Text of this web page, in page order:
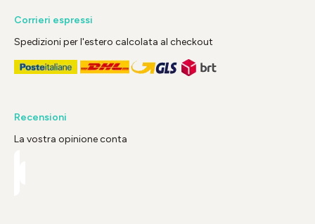
Corrieri espressi
Spedizioni per l'estero calcolata al checkout
Recensioni
La vostra opinione conta